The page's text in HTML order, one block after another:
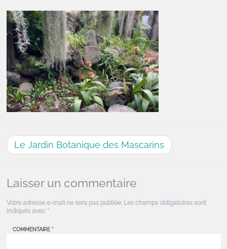
Le Jardin Botanique des Mascarins
Laisser un commentaire
Votre adresse e-mail ne sera pas publiée. Les champs obligatoires sont
indiqués avec *
COMMENTAIRE *